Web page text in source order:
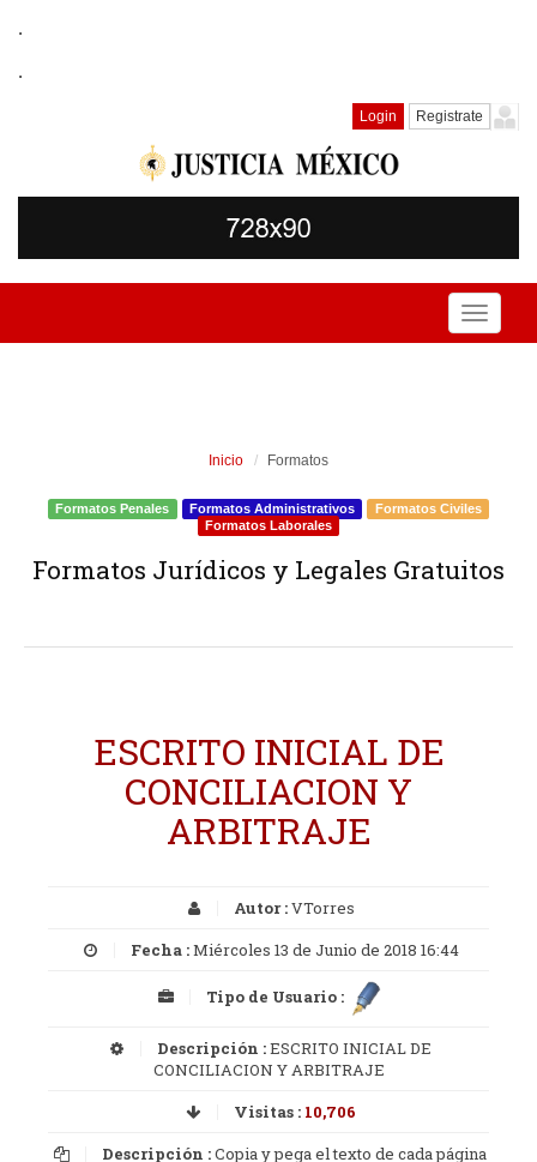
.
.
Login Registrate
Toggle
Inicio Formatos
Formatos Penales Formatos Administrativos
Formatos Civiles
Formatos Laborales
Formatos Jurídicos y Legales Gratuitos
ESCRITO INICIAL DE
CONCILIACION Y
ARBITRAJE
Autor :VTorres
Fecha :Miércoles 13 de Junio de 2018 16:44
Tipo de Usuario :
Descripción :ESCRITO INICIAL DE
CONCILIACION Y ARBITRAJE
Visitas : 10,706
Descripción :Copia y pega el texto de cada página